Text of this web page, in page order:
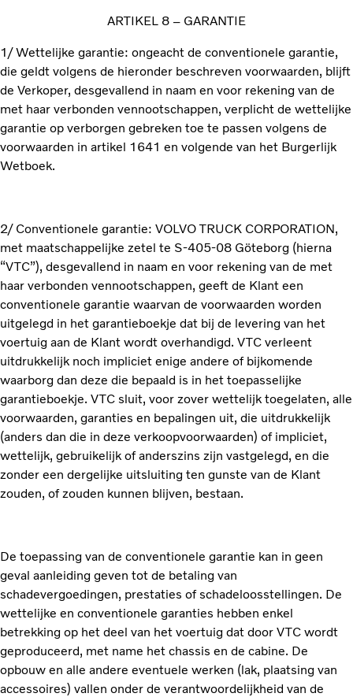
ARTIKEL 8 – GARANTIE
1/ Wettelijke garantie: ongeacht de conventionele garantie,
die geldt volgens de hieronder beschreven voorwaarden, blijft
de Verkoper, desgevallend in naam en voor rekening van de
met haar verbonden vennootschappen, verplicht de wettelijke
garantie op verborgen gebreken toe te passen volgens de
voorwaarden in artikel 1641 en volgende van het Burgerlijk
Wetboek.
2/ Conventionele garantie: VOLVO TRUCK CORPORATION,
met maatschappelijke zetel te S-405-08 Göteborg (hierna
“VTC”), desgevallend in naam en voor rekening van de met
haar verbonden vennootschappen, geeft de Klant een
conventionele garantie waarvan de voorwaarden worden
uitgelegd in het garantieboekje dat bij de levering van het
voertuig aan de Klant wordt overhandigd. VTC verleent
uitdrukkelijk noch impliciet enige andere of bijkomende
waarborg dan deze die bepaald is in het toepasselijke
garantieboekje. VTC sluit, voor zover wettelijk toegelaten, alle
voorwaarden, garanties en bepalingen uit, die uitdrukkelijk
(anders dan die in deze verkoopvoorwaarden) of impliciet,
wettelijk, gebruikelijk of anderszins zijn vastgelegd, en die
zonder een dergelijke uitsluiting ten gunste van de Klant
zouden, of zouden kunnen blijven, bestaan.
De toepassing van de conventionele garantie kan in geen
geval aanleiding geven tot de betaling van
schadevergoedingen, prestaties of schadeloosstellingen. De
wettelijke en conventionele garanties hebben enkel
betrekking op het deel van het voertuig dat door VTC wordt
geproduceerd, met name het chassis en de cabine. De
opbouw en alle andere eventuele werken (lak, plaatsing van
accessoires) vallen onder de verantwoordelijkheid van de